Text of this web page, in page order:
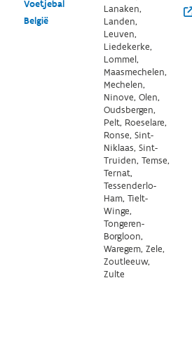
Voetjebal
België
Lanaken,
Landen,
Leuven,
Liedekerke,
Lommel,
Maasmechelen,
Mechelen,
Ninove, Olen,
Oudsbergen,
Pelt, Roeselare,
Ronse, Sint-
Niklaas, Sint-
Truiden, Temse,
Ternat,
Tessenderlo-
Ham, Tielt-
Winge,
Tongeren-
Borgloon,
Waregem, Zele,
Zoutleeuw,
Zulte